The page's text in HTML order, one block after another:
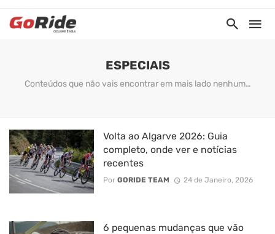
ESPECIAIS
Conteúdos que não vais encontrar em mais lado nenhum…
Volta ao Algarve 2026: Guia
completo, onde ver e notícias
recentes
Por GORIDE TEAM 24 de Janeiro, 2026
6 pequenas mudanças que vão